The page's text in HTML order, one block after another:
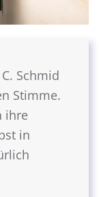
Schmid
Stimme.
ihre
in